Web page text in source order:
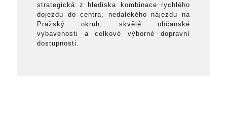
strategická z hlediska kombinace rychlého
dojezdu do centra, nedalekého nájezdu na
Pražský okruh, skvělé občanské
vybavenosti a celkové výborné dopravní
dostupnosti.